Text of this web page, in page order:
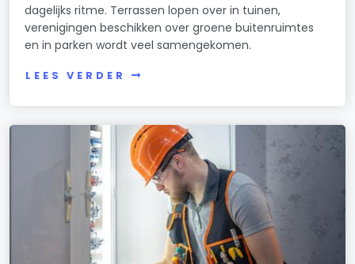
dagelijks ritme. Terrassen lopen over in tuinen,
verenigingen beschikken over groene buitenruimtes
en in parken wordt veel samengekomen.
LEES VERDER